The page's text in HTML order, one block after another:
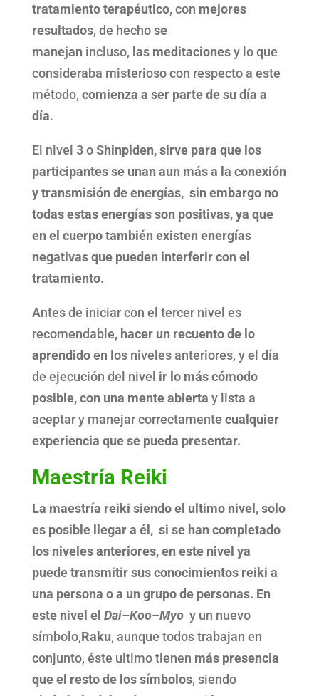
tratamiento terapéutico, con mejores
resultados, de hechose
manejan incluso, las meditacionesy lo que
consideraba misterioso con respecto a este
método, comienza a ser parte de su día a
día.
El nivel 3 oShinpiden, sirve para que los
participantes se unan aun más a la conexión
y transmisión de energías, sin embargo no
todas estas energías son positivas, ya que
en el cuerpo también existen energías
negativas que pueden interferir con el
tratamiento.
Antes de iniciar con el tercer nivel es
recomendable, hacer un recuento de lo
aprendidoen los niveles anteriores, y el día
de ejecución del nivel ir lo más cómodo
posible, con una mente abierta y lista a
aceptar y manejar correctamente cualquier
experiencia que se pueda presentar.
Maestría Reiki
La maestría reiki siendo el ultimo nivel, solo
es posible llegar a él, si se han completado
los niveles anteriores, en este nivel ya
puede transmitir sus conocimientos reiki a
una persona o a un grupo de personas. En
este nivel el Dai–Koo–Myoy un nuevo
símbolo,Raku, aunque todos trabajan en
conjunto, éste ultimo tienen más presencia
que el resto de los símbolos, siendo